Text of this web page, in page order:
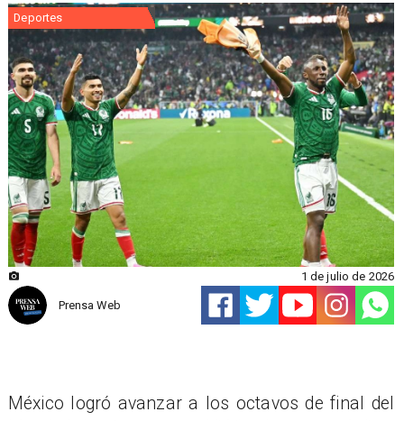
Deportes
Prensa Web
1 de julio de 2026
México logró avanzar a los octavos de final del